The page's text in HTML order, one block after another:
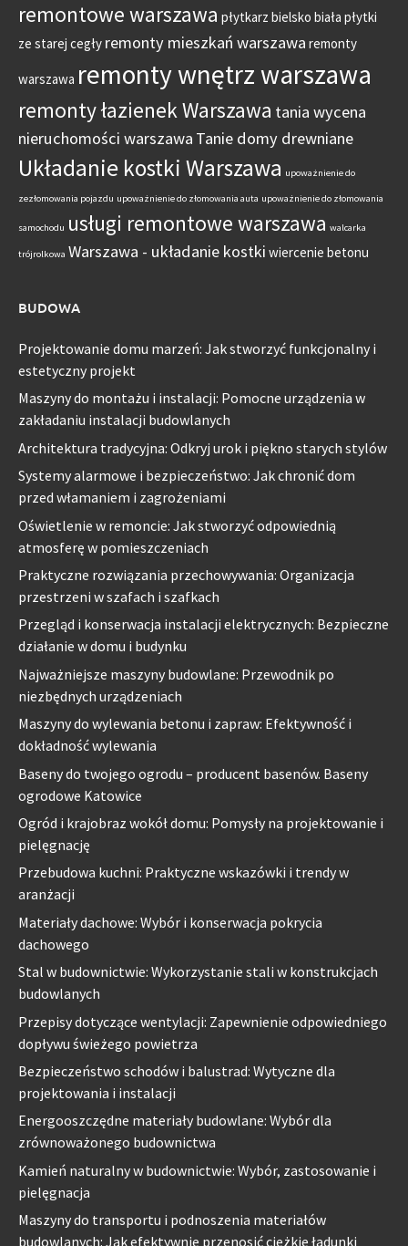
remontowe warszawa płytkarz bielsko biała płytki
ze starej cegły remonty mieszkań warszawa remonty
warszawa remonty wnętrz warszawa
remonty łazienek Warszawa tania wycena
nieruchomości warszawa Tanie domy drewniane
Układanie kostki Warszawa upoważnienie do
zezłomowania pojazdu upoważnienie do złomowania auta upoważnienie do złomowania
samochodu usługi remontowe warszawa walcarka
trójrolkowa Warszawa - układanie kostki wiercenie betonu
BUDOWA
Projektowanie domu marzeń: Jak stworzyć funkcjonalny i
estetyczny projekt
Maszyny do montażu i instalacji: Pomocne urządzenia w
zakładaniu instalacji budowlanych
Architektura tradycyjna: Odkryj urok i piękno starych stylów
Systemy alarmowe i bezpieczeństwo: Jak chronić dom
przed włamaniem i zagrożeniami
Oświetlenie w remoncie: Jak stworzyć odpowiednią
atmosferę w pomieszczeniach
Praktyczne rozwiązania przechowywania: Organizacja
przestrzeni w szafach i szafkach
Przegląd i konserwacja instalacji elektrycznych: Bezpieczne
działanie w domu i budynku
Najważniejsze maszyny budowlane: Przewodnik po
niezbędnych urządzeniach
Maszyny do wylewania betonu i zapraw: Efektywność i
dokładność wylewania
Baseny do twojego ogrodu – producent basenów. Baseny
ogrodowe Katowice
Ogród i krajobraz wokół domu: Pomysły na projektowanie i
pielęgnację
Przebudowa kuchni: Praktyczne wskazówki i trendy w
aranżacji
Materiały dachowe: Wybór i konserwacja pokrycia
dachowego
Stal w budownictwie: Wykorzystanie stali w konstrukcjach
budowlanych
Przepisy dotyczące wentylacji: Zapewnienie odpowiedniego
dopływu świeżego powietrza
Bezpieczeństwo schodów i balustrad: Wytyczne dla
projektowania i instalacji
Energooszczędne materiały budowlane: Wybór dla
zrównoważonego budownictwa
Kamień naturalny w budownictwie: Wybór, zastosowanie i
pielęgnacja
Maszyny do transportu i podnoszenia materiałów
budowlanych: Jak efektywnie przenosić ciężkie ładunki